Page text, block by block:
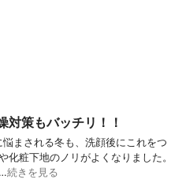
対策もバッチリ！！
まされる冬も、洗顔後にこれをつ
化粧下地のノリがよくなりました。
続きを見る